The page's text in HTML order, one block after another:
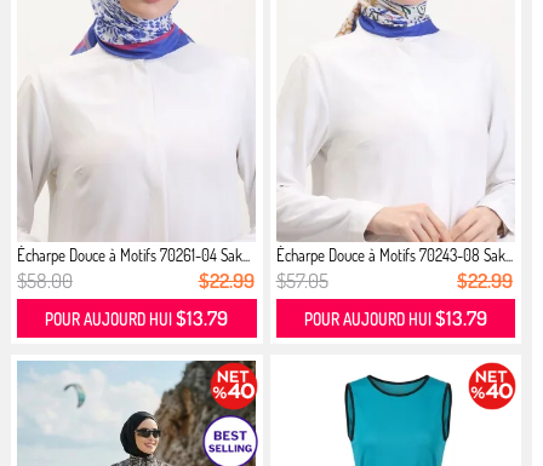
Écharpe Douce à Motifs 70261-04 Sak...
$58.00 $22.99
POUR AUJOURD HUI$13.79
Écharpe Douce à Motifs 70243-08 Sak...
$57.05 $22.99
POUR AUJOURD HUI$13.79